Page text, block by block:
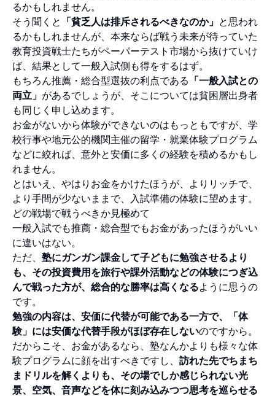
るかもしれません。
そう聞くと 「貧乏人は排斥されるべきなのか」 と思われ
るかもしれませんが、本来ならば戦う未来が待っていた
教育投資戦士たちがペーパーテスト市場から抜けていけ
ば、結果として一般入試側も得をするはず。
もちろん推薦・総合型選抜の利点である 「一般入試との
両立」 があるでしょうが、そこについては貧困層出身者
も同じく申し込めます。
お金がないから体験ができないのはもっともですが、学
校行事や地元公的機関主催の留学・就業体験プログラム
などに絞れば、意外と安価に多くの経験を積めるかもし
れません。
とはいえ、やはりお金をかけたほうが、よりリッチで、
より手間が少ないままで、入試準備の体験に望めます。
どの戦場で戦うべきか見極めて
一般入試でも推薦・総合型でもお金があったほうがいい
に違いはない。
ただ、 塾にガンガン課金して子どもに勉強させるより
も、その投資費用を旅行や課外活動などの体験につぎ込
んで戦った方が、総合的な勝率は高くなるように思うの
です。
勉強の内容は、安価に代替が可能である一方で、「体
験」には安価な代替手段がほぼ存在しないのですから。
だからこそ、お金があるなら、塾なんかよりも様々な体
験プログラムに顔を出すべきですし、 訪れた先でちまち
まドリルを解くよりも、その場でしか感じられない光
景、空気、音声などを体に刻み込みつつ思考を巡らせる